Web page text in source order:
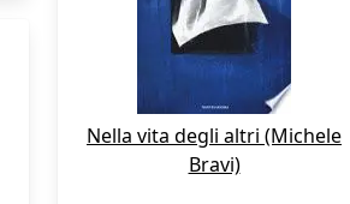
Nella vita degli altri (Michele
Bravi)